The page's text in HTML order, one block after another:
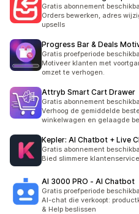
Gratis abonnement
Orders bewerken, adres
upsells
Progress Bar & Deals
Gratis proefperiode
Motiveer klanten met
omzet te verhogen.
Attryb Smart Cart Drawer
Gratis abonnement
Verhoog de gemiddelde
winkelwagen en gelaagde
Kepler: AI Chatbot + Live
Gratis abonnement
Bied slimmere
AI 3000 PRO ‑ AI Chatbot
Gratis proefperiode
AI-chat die verkoopt:
& Help beslissen